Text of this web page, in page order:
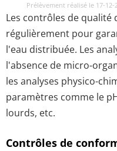
Prélèvement réalisé le 17-12-
Les contrôles de qualité
régulièrement pour
l'eau distribuée. Les
l'absence de micro-
les analyses physico-
paramètres comme le
lourds, etc.
Contrôles de